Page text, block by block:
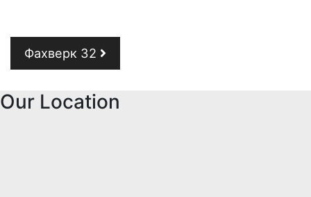
Навигация по записям
Фахверк 32
Our Location